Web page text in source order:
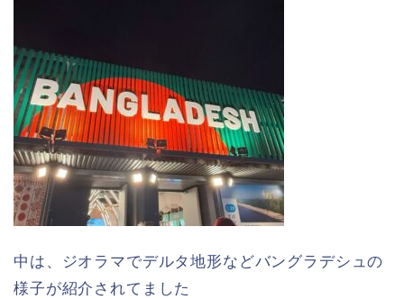
中は、ジオラマでデルタ地形などバングラデシュの
様子が紹介されてました